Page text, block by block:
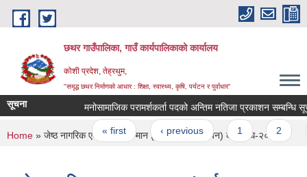
Skip to main content
छथर गाउँपालिका, गाउँ कार्यपालिकाको कार्यालय
कोशी प्रदेश, तेह्रथुम,
"समृद्ध छथर निर्माणको आधार : शिक्षा, स्वास्थ्य, कृषि, पर्यटन र पुर्वाधार”
सूचना मनोसामाजिक परामर्शकर्ता पदको अन्तिम नतिजा प्रकाशन सम्बन्धि
Pages
« first ‹ previous 1 2
You are here
Home » जेष्ठ नागरिक एकल पुरुष सम्मान (कार्यक्रम कर्यान्वयन) कार्यविधि-२०७८